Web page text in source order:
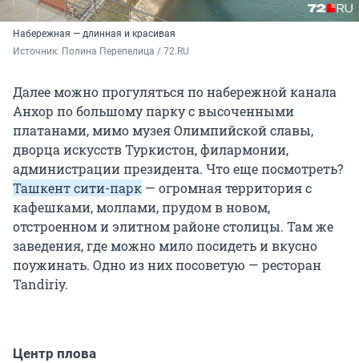
Набережная — длинная и красивая
Источник: Полина Перепелица / 72.RU
Далее можно прогуляться по набережной канала
Анхор по большому парку с высоченными
платанами, мимо музея Олимпийской славы,
дворца искусств Туркистон, филармонии,
администрации президента. Что еще посмотреть?
Ташкент сити-парк — огромная территория с
кафешками, моллами, прудом в новом,
отстроенном и элитном районе столицы. Там же
заведения, где можно мило посидеть и вкусно
поужинать. Одно из них посоветую — ресторан
Tandiriy.
Центр плова